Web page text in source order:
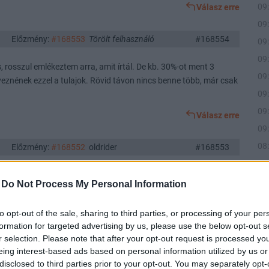
Do Not Process My Personal Information
opt-out of the sale, sharing to third parties, or processing of your
for targeted advertising by us, please use the below opt-out
selection. Please note that after your opt-out request is processed
interest-based ads based on personal information utilized by us
to third parties prior to your opt-out. You may separately
Válasz erre
Előzmény: #168553 Törölt felhasználó #168554
emlékeztem arra, amit írtál. De kb. 30%-ot ment 3
ezzel a tulajok. Rövid távon nincs benne több, már csak
Válasz erre
Előzmény: #168552 oldrider #168553
tök irreális árfolyam meglétét hiányolod, és idelátod
lenne, akkor sem lenne tragédia. Nehéz ezekre mit mondani.
Válasz erre
Előzmény:#168551 Törölt felhasználó #168552